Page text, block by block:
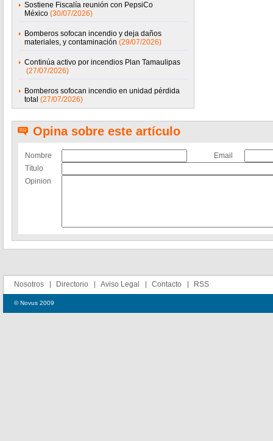
Sostiene Fiscalía reunión con PepsiCo
México (30/07/2026)
Bomberos sofocan incendio y deja daños
materiales, y contaminación (29/07/2026)
Continúa activo por incendios Plan Tamaulipas
(27/07/2026)
Bomberos sofocan incendio en unidad pérdida
total (27/07/2026)
Opina sobre este artículo
Nombre
Email
Título
Opinion
Nosotros Directorio Aviso Legal Contacto RSS
© Novus 2009